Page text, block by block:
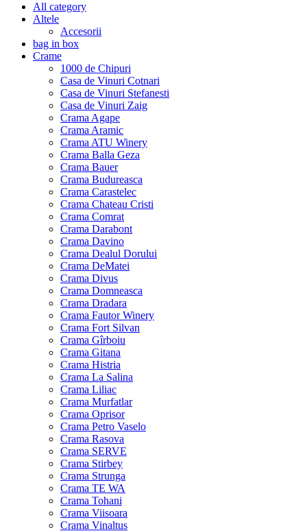
All category
Altele
Accesorii
bag in box
Crame
1000 de Chipuri
Casa de Vinuri Cotnari
Casa de Vinuri Stefanesti
Casa de Vinuri Zaig
Crama Agape
Crama Aramic
Crama ATU Winery
Crama Balla Geza
Crama Bauer
Crama Budureasca
Crama Carastelec
Crama Chateau Cristi
Crama Comrat
Crama Darabont
Crama Davino
Crama Dealul Dorului
Crama DeMatei
Crama Divus
Crama Domneasca
Crama Dradara
Crama Fautor Winery
Crama Fort Silvan
Crama Gîrboiu
Crama Gitana
Crama Histria
Crama La Salina
Crama Liliac
Crama Murfatlar
Crama Oprisor
Crama Petro Vaselo
Crama Rasova
Crama SERVE
Crama Stirbey
Crama Strunga
Crama TE WA
Crama Tohani
Crama Viisoara
Crama Vinaltus